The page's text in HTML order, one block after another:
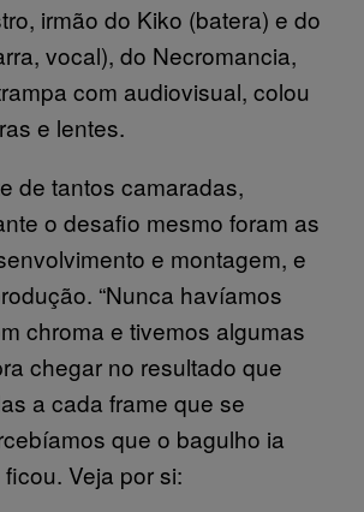
irmão do Kiko (batera) e do
vocal), do Necromancia,
com audiovisual, colou
e lentes.
de tantos camaradas,
o desafio mesmo foram as
e montagem, e
“Nunca havíamos
chroma e tivemos algumas
chegar no resultado que
a cada frame que se
que o bagulho ia
Veja por si: